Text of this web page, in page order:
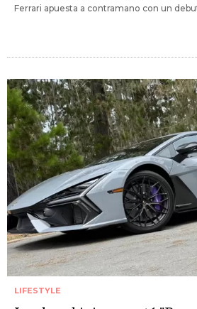
Ferrari apuesta a contramano con un
LIFESTYLE